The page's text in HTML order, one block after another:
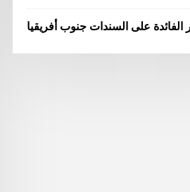
على السندات جنوب أفريقيا